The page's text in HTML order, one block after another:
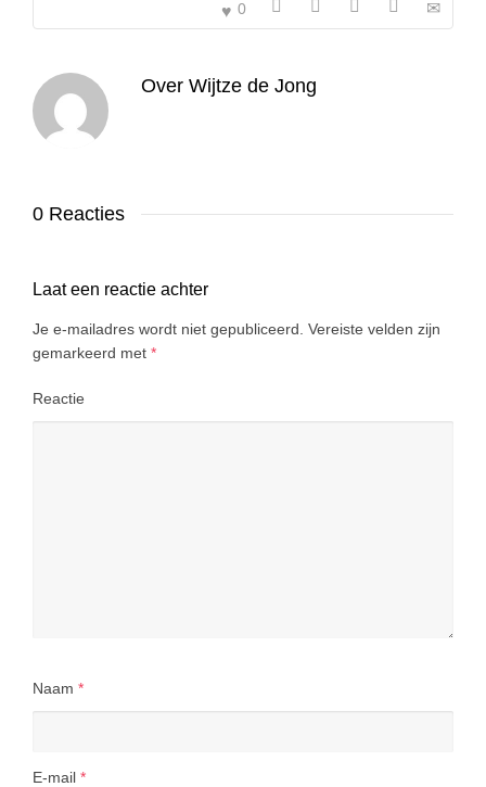
0
Over Wijtze de Jong
0 Reacties
Laat een reactie achter
Je e-mailadres wordt niet gepubliceerd. Vereiste velden zijn
gemarkeerd met *
Reactie
Naam *
E-mail *